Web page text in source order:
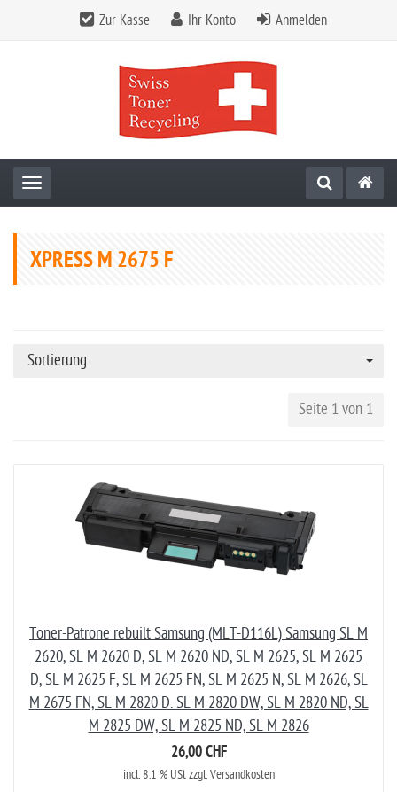
Zur Kasse Ihr Konto Anmelden
Toggle navigation
XPRESS M 2675 F
Sortierung
Seite 1 von 1
Toner-Patrone rebuilt Samsung (MLT-D116L) Samsung SL M
2620, SL M 2620 D, SL M 2620 ND, SL M 2625, SL M 2625
D, SL M 2625 F, SL M 2625 FN, SL M 2625 N, SL M 2626, SL
M 2675 FN, SL M 2820 D. SL M 2820 DW, SL M 2820 ND, SL
M 2825 DW, SL M 2825 ND, SL M 2826
26,00 CHF
incl. 8.1 % USt zzgl. Versandkosten